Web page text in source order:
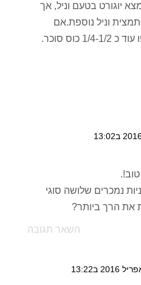
יוגורט בטעם וניל, אך
וניל נוספת.אם
כוס סוכר.
נמכרים שלושה סוגי
את הרך ביותר?
השאר תגובה